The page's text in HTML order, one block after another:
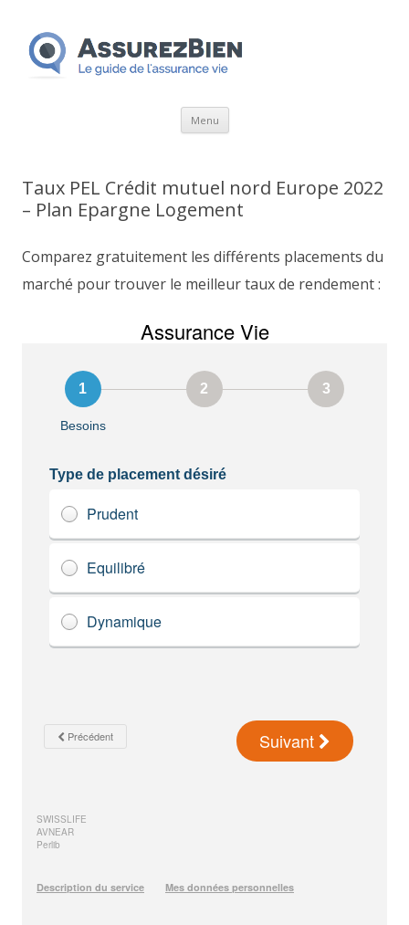
Menu Aller
Taux PEL Crédit mutuel nord Europe 2022
– Plan Epargne Logement
Comparez gratuitement les différents placements du
marché pour trouver le meilleur taux de rendement :